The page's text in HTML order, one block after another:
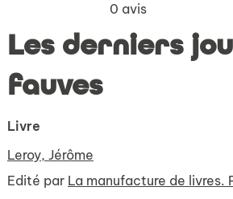
0 avis
Les derniers
fauves
Livre
Leroy, Jérôme
Edité par La manufacture de livres.